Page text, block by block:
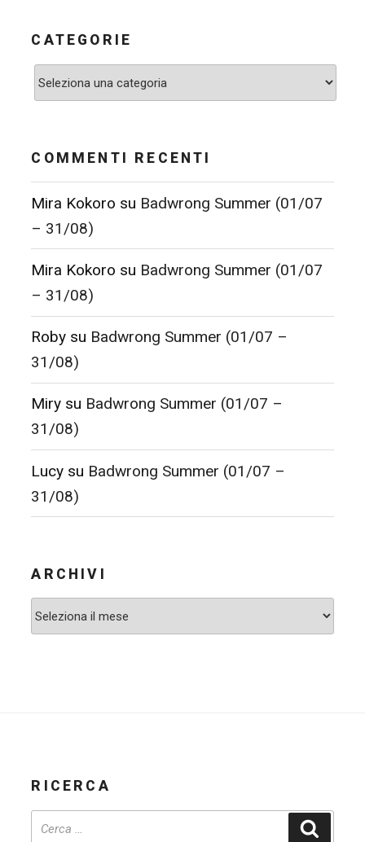
CATEGORIE
Categorie
COMMENTI RECENTI
Mira Kokoro su Badwrong Summer (01/07
– 31/08)
Mira Kokoro su Badwrong Summer (01/07
– 31/08)
Roby su Badwrong Summer (01/07 –
31/08)
Miry su Badwrong Summer (01/07 –
31/08)
Lucy su Badwrong Summer (01/07 –
31/08)
ARCHIVI
Archivi
RICERCA